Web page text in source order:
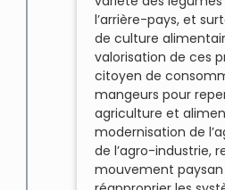
l’arrière-pays, et
de culture
valorisation de ces
citoyen de
mangeurs pour
agriculture et
modernisation de
de l’agro-industrie,
mouvement paysan